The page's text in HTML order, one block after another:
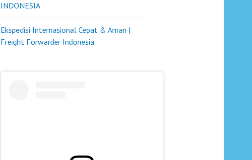
INDONESIA
Ekspedisi Internasional Cepat & Aman |
Freight Forwarder Indonesia